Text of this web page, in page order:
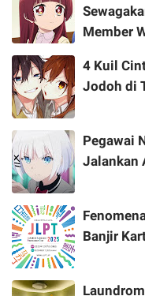
Member
4 Kuil
Jodoh di
Pegawai
Jalankan
Banjir